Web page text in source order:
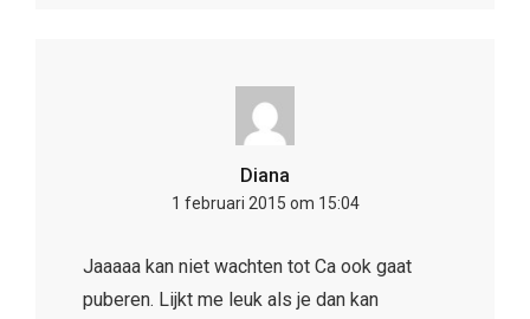
Diana
1 februari 2015 om 15:04
Jaaaaa kan niet wachten tot Ca ook gaat
puberen. Lijkt me leuk als je dan kan